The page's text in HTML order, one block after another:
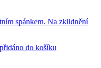
spánkem. Na zklidnění
do košíku